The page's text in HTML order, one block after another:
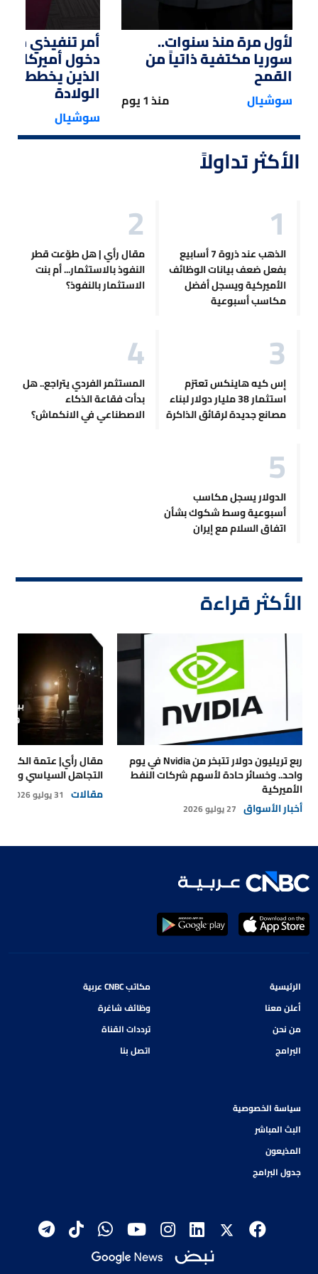
لأول مرة منذ سنوات..
سوريا مكتفية ذاتياً من
القمح
سوشيال منذ 1 يوم
أمر تنفيذي من
دخول أميركا
الذين يخططون
الولادة
سوشيال
الأكثر تداولاً
الذهب عند ذروة 7 أسابيع
بفعل ضعف بيانات الوظائف
الأميركية ويسجل أفضل
مكاسب أسبوعية
مقال رأي | هل طوّعت قطر
النفوذ بالاستثمار... أم بنت
الاستثمار بالنفوذ؟
إس كيه هاينكس تعتزم
استثمار 38 مليار دولار لبناء
مصانع جديدة لرقائق الذاكرة
المستثمر الفردي يتراجع.. هل
بدأت فقاعة الذكاء
الاصطناعي في الانكماش؟
الدولار يسجل مكاسب
أسبوعية وسط شكوك بشأن
اتفاق السلام مع إيران
الأكثر قراءة
ربع تريليون دولار تتبخر من Nvidia في يوم
واحد.. وخسائر حادة لأسهم شركات النفط
الأميركية
أخبار الأسواق 27 يوليو 2026
مقال رأي| عتمة
التجاهل السياسي
مقالات 31 يوليو 2026
الرئيسية
أعلن معنا
من نحن
البرامج
مكاتب CNBC عربية
وظائف شاغرة
ترددات القناة
اتصل بنا
سياسة الخصوصية
البث المباشر
المذيعون
جدول البرامج